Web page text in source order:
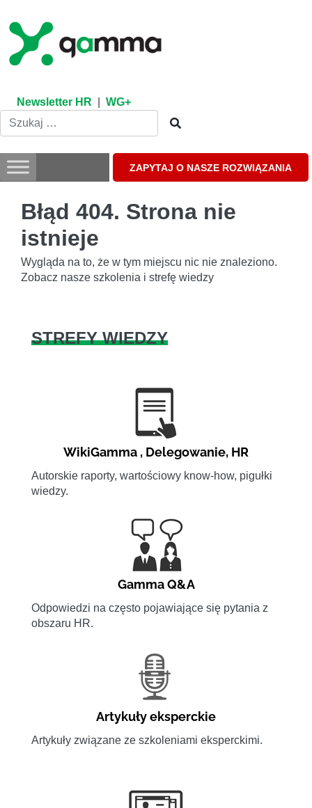
content
Newsletter HR WG+
ZAPYTAJ O NASZE ROZWIĄZANIA
Błąd 404. Strona nie
istnieje
Wygląda na to, że w tym miejscu nic nie znaleziono.
Zobacz nasze szkolenia i strefę wiedzy
STREFY WIEDZY
WikiGamma , Delegowanie, HR
Autorskie raporty, wartościowy know-how, pigułki
wiedzy.
Gamma Q&A
Odpowiedzi na często pojawiające się pytania z
obszaru HR.
Artykuły eksperckie
Artykuły związane ze szkoleniami eksperckimi.